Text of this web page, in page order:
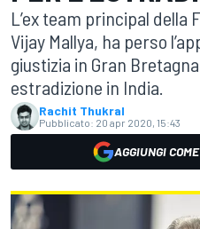
L’ex team principal della
Vijay Mallya, ha perso
giustizia in Gran
estradizione in India.
Rachit Thukral
Pubblicato: 20 apr 2020, 15:43
AGGIUNGI